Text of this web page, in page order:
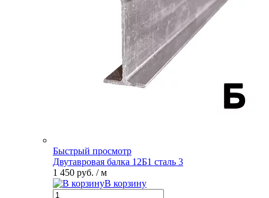
Быстрый просмотр
Двутавровая балка 12Б1 сталь 3
1 450 руб. / м
В корзину